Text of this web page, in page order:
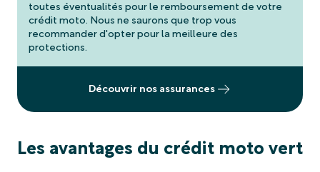
toutes éventualités pour le remboursement de votre
crédit moto. Nous ne saurons que trop vous
recommander d'opter pour la meilleure des
protections.
Découvrir nos assurances
Les avantages du crédit moto vert